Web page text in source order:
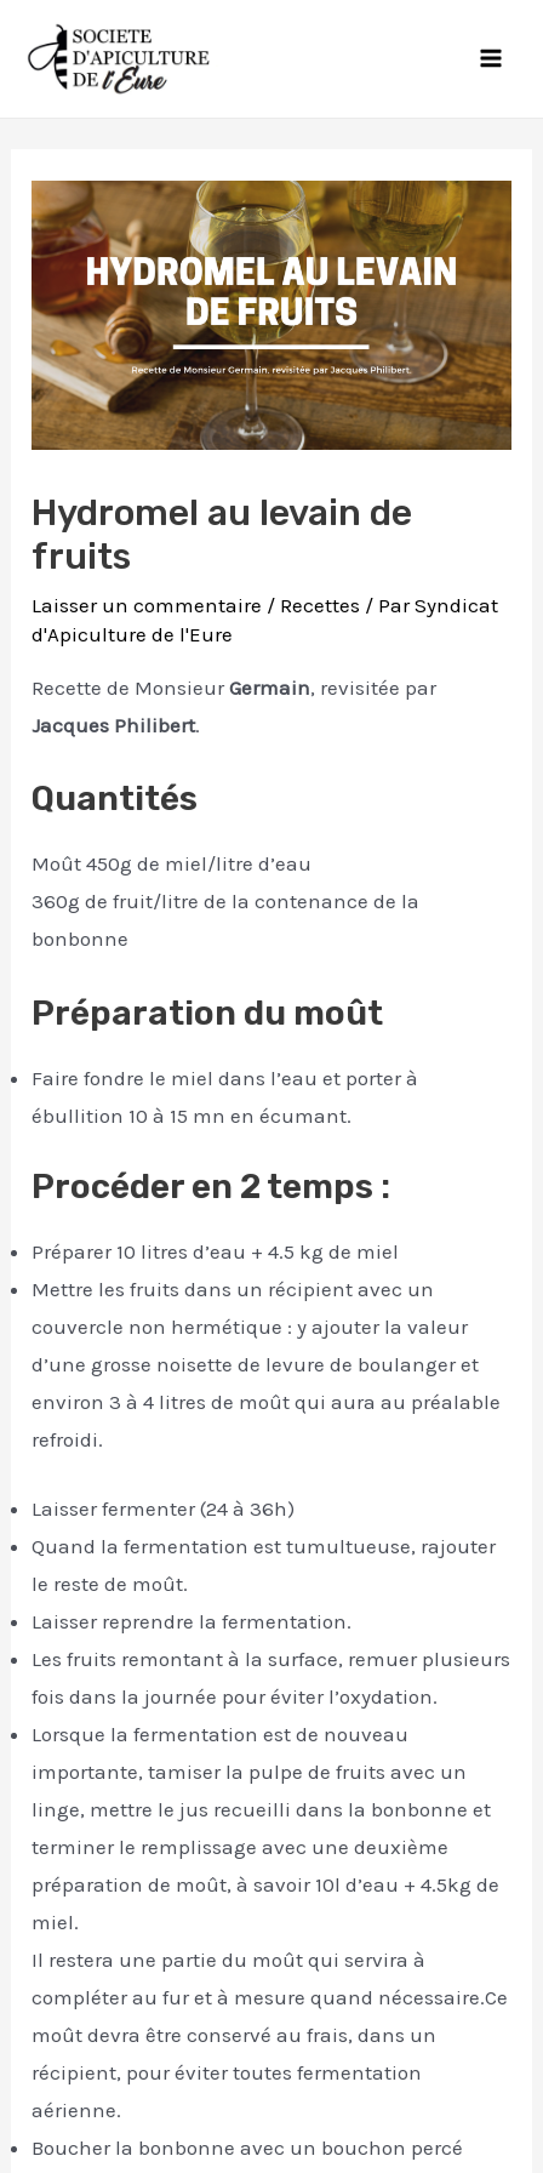
contenu
Hydromel au levain de
fruits
Laisser un commentaire / Recettes / ParSyndicat
d'Apiculture de l'Eure
Recette de MonsieurGermain, revisitée par
Jacques Philibert.
Quantités
Moût 450g de miel/litre d’eau
360g de fruit/litre de la contenance de la
bonbonne
Préparation du moût
Faire fondre le miel dans l’eau et porter à
ébullition 10 à 15 mn en écumant.
Procéder en 2 temps :
Préparer 10 litres d’eau + 4.5 kg de miel
Mettre les fruits dans un récipient avec un
couvercle non hermétique : y ajouter la valeur
d’une grosse noisette de levure de boulanger et
environ 3 à 4 litres de moût qui aura au préalable
refroidi.
Laisser fermenter (24 à 36h)
Quand la fermentation est tumultueuse, rajouter
le reste de moût.
Laisser reprendre la fermentation.
Les fruits remontant à la surface, remuer plusieurs
fois dans la journée pour éviter l’oxydation.
Lorsque la fermentation est de nouveau
importante, tamiser la pulpe de fruits avec un
linge, mettre le jus recueilli dans la bonbonne et
terminer le remplissage avec une deuxième
préparation de moût, à savoir 10l d’eau + 4.5kg de
miel.
Il restera une partie du moût qui servira à
compléter au fur et à mesure quand nécessaire.Ce
moût devra être conservé au frais, dans un
récipient, pour éviter toutes fermentation
aérienne.
Boucher la bonbonne avec un bouchon percé
de
l’article